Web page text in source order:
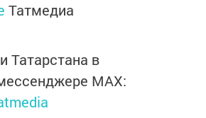
Татмедиа
Татарстана в
MАХ: